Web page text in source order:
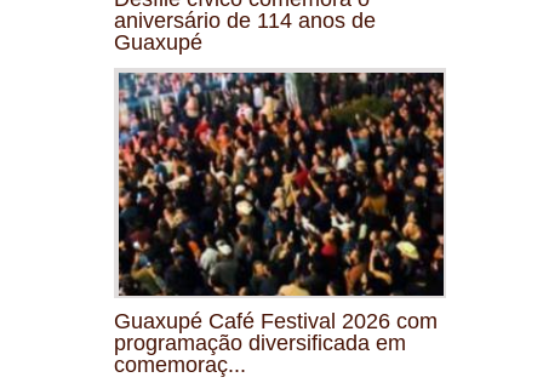
aniversário de 114 anos de
Guaxupé
Guaxupé Café Festival 2026 com
programação diversificada em
comemoraç...